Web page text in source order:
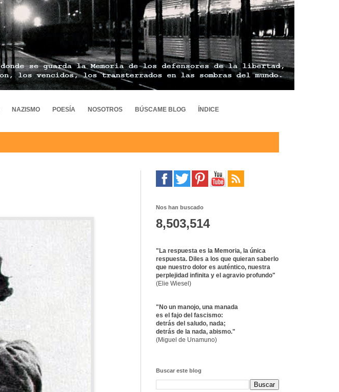
NAZISMO POESÍA NOSOTROS BÚSCAME BLOG ÍNDICE
Nos han buscado
8,503,514
"La respuesta es la Memoria, la única
respuesta. Diles a los que quieran saberlo
que nuestro dolor es auténtico, nuestra
perplejidad infinita y el agravio profundo"
(Elie Wiesel)
"No un manojo, una manada
es el fajo del fascismo:
detrás del saludo, nada;
detrás de la nada, abismo."
(Miguel de Unamuno)
Buscar este blog